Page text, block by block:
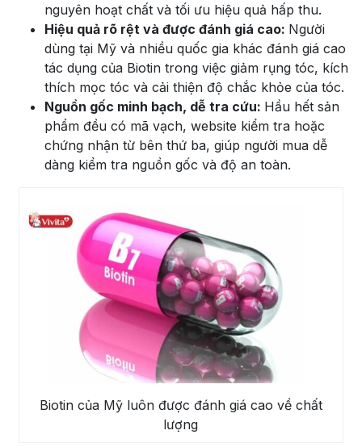
nguyên hoạt chất và tối ưu hiệu quả hấp thu.
Hiệu quả rõ rệt và được đánh giá cao: Người
dùng tại Mỹ và nhiều quốc gia khác đánh giá cao
tác dụng của Biotin trong việc giảm rụng tóc, kích
thích mọc tóc và cải thiện độ chắc khỏe của tóc.
Nguồn gốc minh bạch, dễ tra cứu: Hầu hết sản
phẩm đều có mã vạch, website kiểm tra hoặc
chứng nhận từ bên thứ ba, giúp người mua dễ
dàng kiểm tra nguồn gốc và độ an toàn.
Biotin của Mỹ luôn được đánh giá cao về chất
lượng